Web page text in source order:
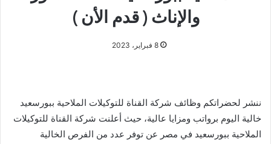
والإناث ( قدم الأن )
8 فبراير، 2023
ننشر لحضراتكم وظائف شركة القناة للتوكيلات الملاحية ببورسعيد
خالية اليوم برواتب ومزايا عالية، حيث أعلنت شركة القناة للتوكيلات
الملاحية ببورسعيد في مصر عن توفر عدد من الفرص الخالية